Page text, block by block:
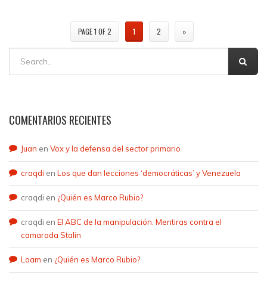
PAGE 1 OF 2 1 2 »
COMENTARIOS RECIENTES
Juan en Vox y la defensa del sector primario
craqdi en Los que dan lecciones ‘democráticas’ y Venezuela
craqdi en ¿Quién es Marco Rubio?
craqdi en El ABC de la manipulación. Mentiras contra el
camarada Stalin
Loam en ¿Quién es Marco Rubio?